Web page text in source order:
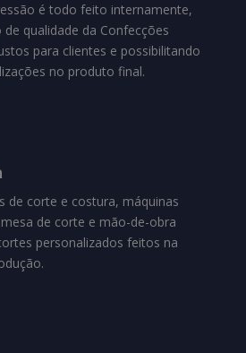
é todo feito internamente,
qualidade da Confecções
para clientes e possibilitando
no produto final.
de corte e costura, máquinas
de corte e mão-de-obra
personalizados feitos na